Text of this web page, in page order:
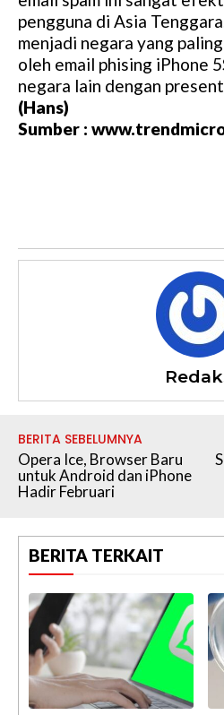
pengguna di Asia
menjadi negara yang
oleh email phising iPhone
negara lain dengan
(Hans)
Sumber :
BERITA SEBELUMNYA
Opera Ice, Browser Baru
untuk Android dan iPhone
Hadir Februari
BERITA TERKAIT